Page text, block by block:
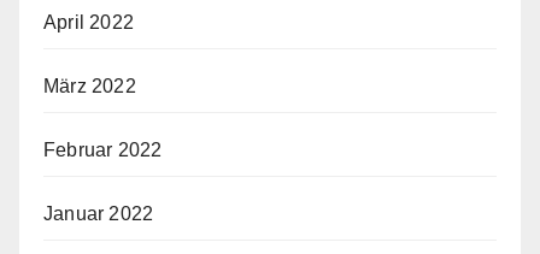
April 2022
März 2022
Februar 2022
Januar 2022